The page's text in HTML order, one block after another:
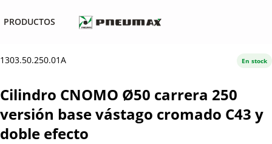
PRODUCTOS
1303.50.250.01A
Cilindro CNOMO Ø50 carrera 250
versión base vástago cromado C43 y
doble efecto
En stock